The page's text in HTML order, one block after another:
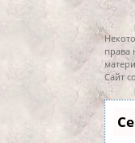
права
Сайт